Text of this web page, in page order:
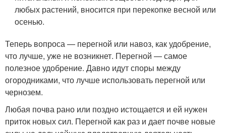
любых растений, вносится при перекопке весной или
осенью.
Теперь вопроса — перегной или навоз, как удобрение,
что лучше, уже не возникнет. Перегной — самое
полезное удобрение. Давно идут споры между
огородниками, что лучше использовать перегной или
чернозем.
Любая почва рано или поздно истощается и ей нужен
приток новых сил. Перегной как раз и дает почве новые